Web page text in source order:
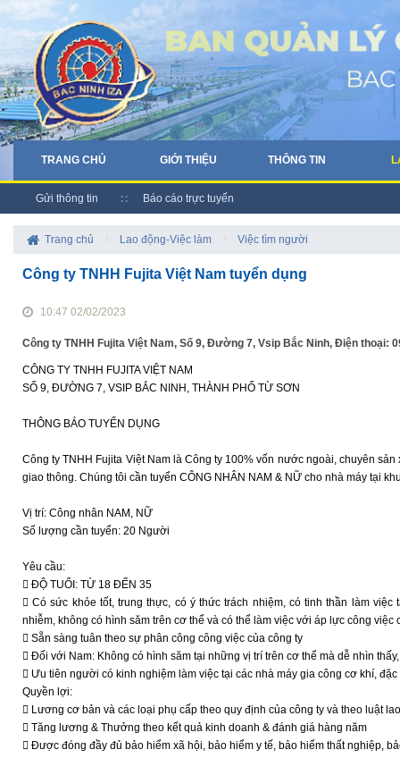
TRANG CHỦ GIỚI THIỆU THÔNG TIN
Gửi thông tin Báo cáo trực tuyến
Trang chủ Lao động-Việc làm Việc tìm người
Công ty TNHH Fujita Việt Nam tuyển dụng
10:47 02/02/2023
Công ty TNHH Fujita Việt Nam, Số 9, Đường 7, Vsip Bắc Ninh, Điện thoại:
CÔNG TY TNHH FUJITA VIỆT NAM
SỐ 9, ĐƯỜNG 7, VSIP BẮC NINH, THÀNH PHỐ TỪ SƠN
THÔNG BÁO TUYỂN DỤNG
Công ty TNHH Fujita Việt Nam là Công ty 100% vốn nước ngoài, chuyên
giao thông. Chúng tôi cần tuyển CÔNG NHÂN NAM & NỮ cho nhà máy tại
Vị trí: Công nhân NAM, NỮ
Số lượng cần tuyển: 20 Người
Yêu cầu:
 ĐỘ TUỔI: TỪ 18 ĐẾN 35
 Có sức khỏe tốt, trung thực, có ý thức trách nhiệm, có tinh thần làm
nhiễm, không có hình săm trên cơ thể và có thể làm việc với áp lực công việc
 Sẵn sàng tuân theo sự phân công công việc của công ty
 Đối với Nam: Không có hình săm tại những vị trí trên cơ thể mà dễ nhìn
 Ưu tiên người có kinh nghiệm làm việc tại các nhà máy gia công cơ khí,
Quyền lợi:
 Lương cơ bản và các loại phụ cấp theo quy định của công ty và theo luật
 Tăng lương & Thưởng theo kết quả kinh doanh & đánh giá hàng năm
 Được đóng đầy đủ bảo hiểm xã hội, bảo hiểm y tế, bảo hiểm thất nghiệp,